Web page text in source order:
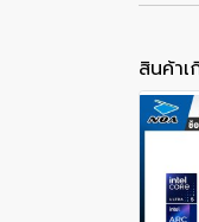
สินค้า